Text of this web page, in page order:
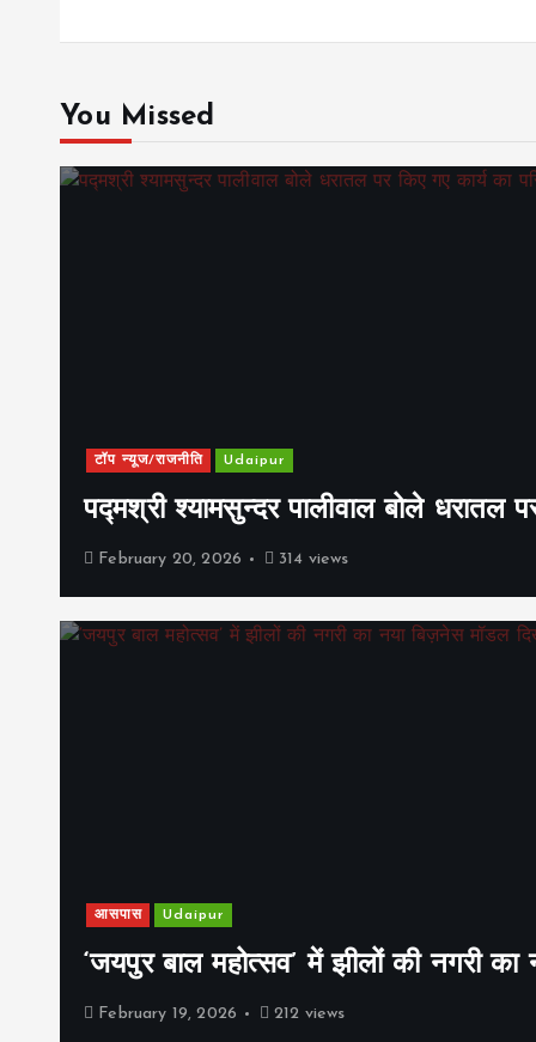
You Missed
टॉप न्यूज/राजनीति Udaipur
पद्मश्री श्यामसुन्दर पालीवाल बोले धरातल
February 20, 2026 314 views
आसपास Udaipur
‘जयपुर बाल महोत्सव’ में झीलों की नगरी
February 19, 2026 212 views